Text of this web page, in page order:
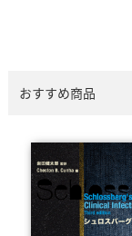
おすすめ商品